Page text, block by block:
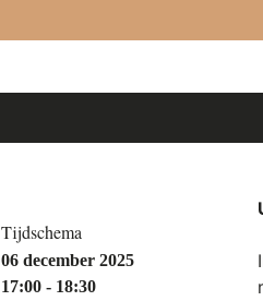
Tijdschema
06 december 2025
17:00 - 18:30